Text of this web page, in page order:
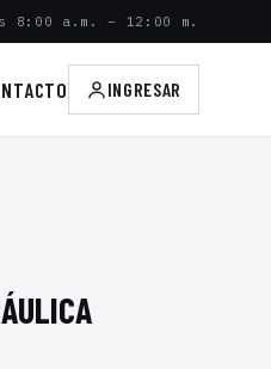
8:00 a.m. – 12:00 m.
INGRESAR